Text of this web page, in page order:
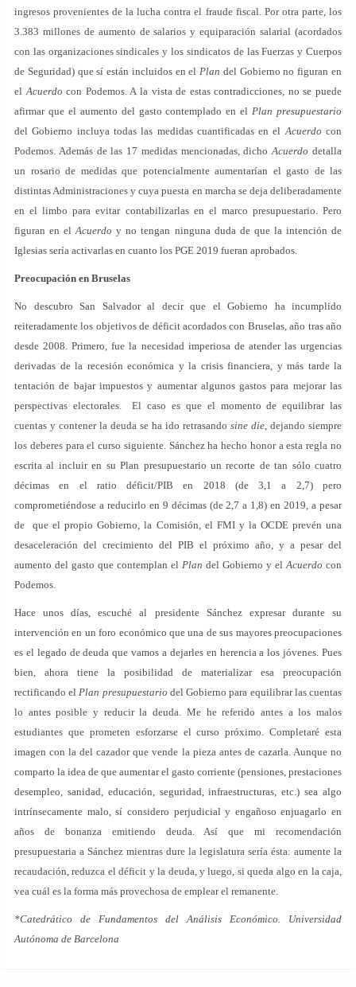
ingresos provenientes de la lucha contra el fraude fiscal. Por otra parte, los
3.383 millones de aumento de salarios y equiparación salarial (acordados
con las organizaciones sindicales y los sindicatos de las Fuerzas y Cuerpos
de Seguridad) que sí están incluidos en elPlan del Gobierno no figuran en
elAcuerdo con Podemos. A la vista de estas contradicciones, no se puede
afirmar que el aumento del gasto contemplado en elPlan presupuestario
del Gobierno incluya todas las medidas cuantificadas en elAcuerdo con
Podemos. Además de las 17 medidas mencionadas, dichoAcuerdo detalla
un rosario de medidas que potencialmente aumentarían el gasto de las
distintas Administraciones y cuya puesta en marcha se deja deliberadamente
en el limbo para evitar contabilizarlas en el marco presupuestario. Pero
figuran en elAcuerdo y no tengan ninguna duda de que la intención de
Iglesias sería activarlas en cuanto los PGE 2019 fueran aprobados.
Preocupación en Bruselas
No descubro San Salvador al decir que el Gobierno ha incumplido
reiteradamente los objetivos de déficit acordados con Bruselas, año tras año
desde 2008. Primero, fue la necesidad imperiosa de atender las urgencias
derivadas de la recesión económica y la crisis financiera, y más tarde la
tentación de bajar impuestos y aumentar algunos gastos para mejorar las
perspectivas electorales. El caso es que el momento de equilibrar las
cuentas y contener la deuda se ha ido retrasando sine die, dejando siempre
los deberes para el curso siguiente. Sánchez ha hecho honor a esta regla no
escrita al incluir en su Plan presupuestario un recorte de tan sólo cuatro
décimas en el ratio déficit/PIB en 2018 (de 3,1 a 2,7) pero
comprometiéndose a reducirlo en 9 décimas (de 2,7 a 1,8) en 2019, a pesar
de que el propio Gobierno, la Comisión, el FMI y la OCDE prevén una
desaceleración del crecimiento del PIB el próximo año, y a pesar del
aumento del gasto que contemplan el Plan del Gobierno y elAcuerdo con
Podemos.
Hace unos días, escuché al presidente Sánchez expresar durante su
intervención en un foro económico que una de sus mayores preocupaciones
es el legado de deuda que vamos a dejarles en herencia a los jóvenes. Pues
bien, ahora tiene la posibilidad de materializar esa preocupación
rectificando elPlan presupuestario del Gobierno para equilibrar las cuentas
lo antes posible y reducir la deuda. Me he referido antes a los malos
estudiantes que prometen esforzarse el curso próximo. Completaré esta
imagen con la del cazador que vende la pieza antes de cazarla. Aunque no
comparto la idea de que aumentar el gasto corriente (pensiones, prestaciones
desempleo, sanidad, educación, seguridad, infraestructuras, etc.) sea algo
intrínsecamente malo, sí considero perjudicial y engañoso enjuagarlo en
años de bonanza emitiendo deuda. Así que mi recomendación
presupuestaria a Sánchez mientras dure la legislatura sería ésta: aumente la
recaudación, reduzca el déficit y la deuda, y luego, si queda algo en la caja,
vea cuál es la forma más provechosa de emplear el remanente.
*Catedrático de Fundamentos del Análisis Económico. Universidad
Autónoma de Barcelona